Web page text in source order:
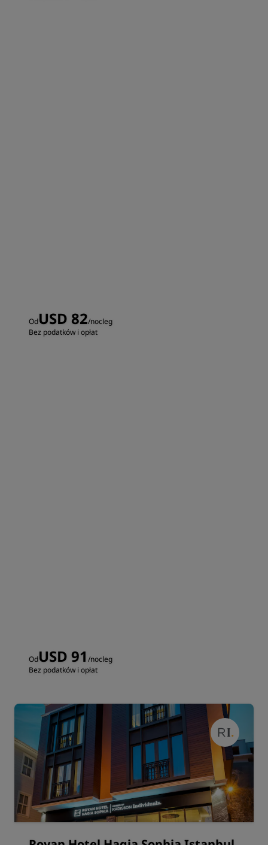
OdUSD 82/nocleg
Bez podatków i opłat
OdUSD 91 /nocleg
Bez podatków i opłat